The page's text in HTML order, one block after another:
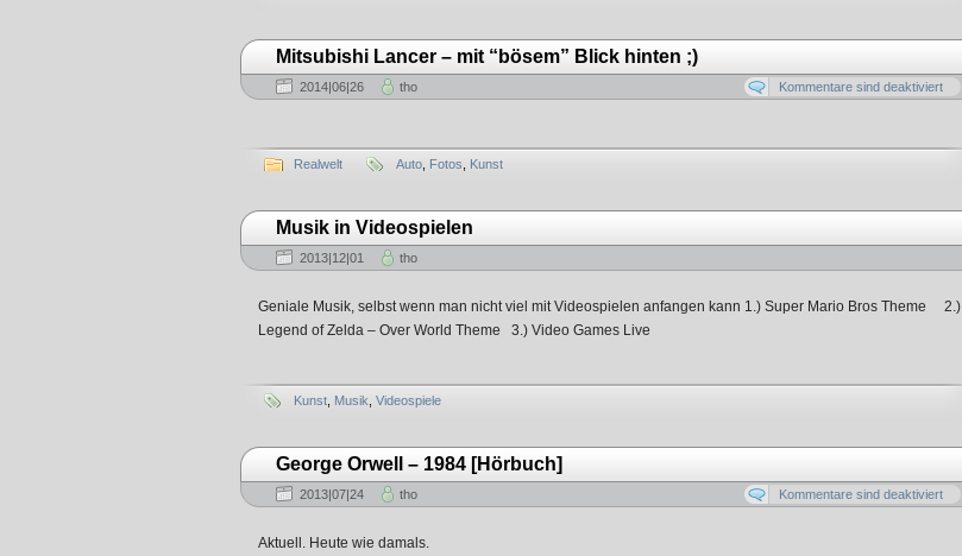
Mitsubishi Lancer – mit “bösem” Blick hinten ;)
2014|06|26 tho Kommentare sind deaktiviert
Realwelt Auto Fotos Kunst
Musik in Videospielen
2013|12|01 tho
Geniale Musik, selbst wenn man nicht viel mit Videospielen anfangen kann 1.) Super Mario Bros Theme 2.)
Legend of Zelda – Over World Theme 3.) Video Games Live
Kunst Musik Videospiele
George Orwell – 1984 [Hörbuch]
2013|07|24 tho Kommentare sind deaktiviert
Aktuell. Heute wie damals.